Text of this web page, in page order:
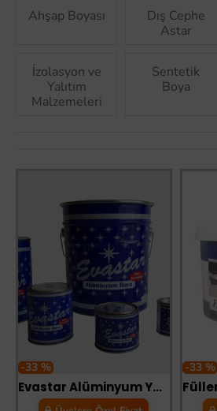
Ahşap Boyası
Dış Cephe
Astar
İzolasyon ve
Yalıtım
Malzemeleri
Sentetik
Boya
-33 %
Evastar Alüminyum Yaldız Boya 0,085 Litre
-33 %